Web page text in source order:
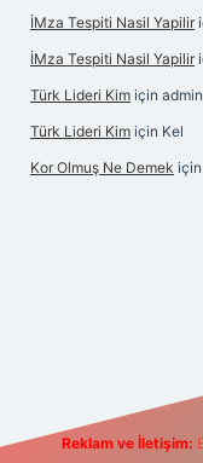
İMza Tespiti Nasil Yapilir
İMza Tespiti Nasil Yapilir
Türk Lideri Kim için admin
Türk Lideri Kim için Kel
Kor Olmuş Ne Demek için
Reklam ve İletişim: